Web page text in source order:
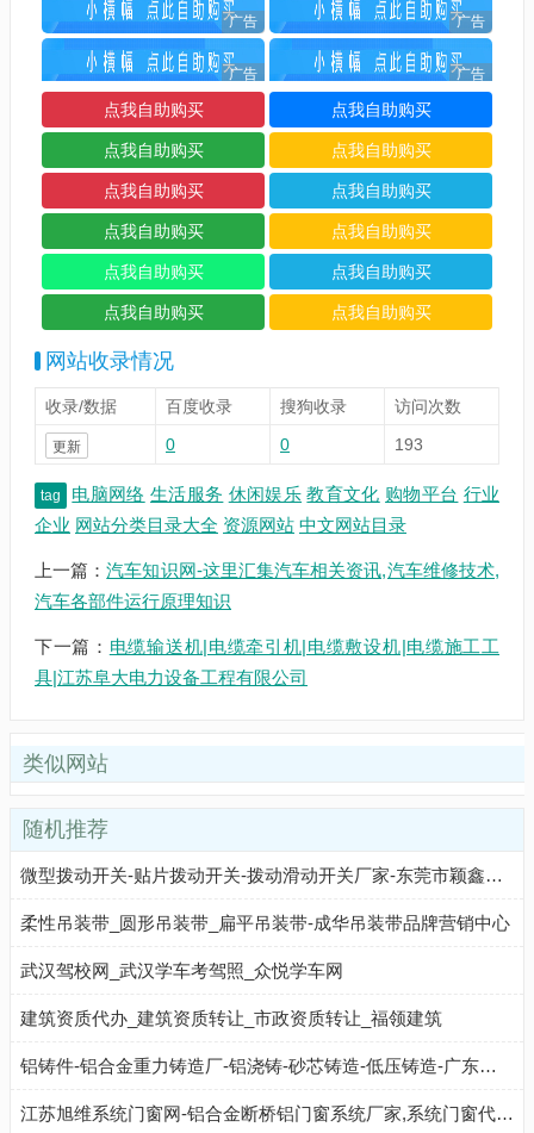
网站收录情况
收录/数据 百度收录 搜狗收录 访问次数
更新 0 0 193
tag 电脑网络 生活服务 休闲娱乐 教育文化 购物平台 行业
企业 网站分类目录大全 资源网站 中文网站目录
上一篇：汽车知识网-这里汇集汽车相关资讯,汽车维修技术,
汽车各部件运行原理知识
下一篇： 电缆输送机|电缆牵引机|电缆敷设机|电缆施工工
具|江苏阜大电力设备工程有限公司
类似网站
随机推荐
微型拨动开关-贴片拨动开关-拨动滑动开关厂家-东莞市颖鑫电子科技有限公司
柔性吊装带_圆形吊装带_扁平吊装带-成华吊装带品牌营销中心
武汉驾校网_武汉学车考驾照_众悦学车网
建筑资质代办_建筑资质转让_市政资质转让_福领建筑
铝铸件-铝合金重力铸造厂-铝浇铸-砂芯铸造-低压铸造-广东明胜五金制造有限公司
江苏旭维系统门窗网-铝合金断桥铝门窗系统厂家,系统门窗代理加盟十大品牌公司-常州轩易商贸有限公司